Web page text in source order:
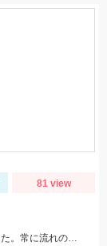
81 view
渇水、垢腐れ、水温上昇状況になり厳しくなってきました。常に流れの当たる場所、白っぽいエリアなどを狙ってみてください